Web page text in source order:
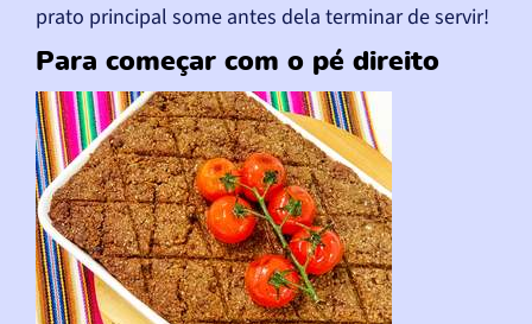
prato principal some antes dela terminar de servir!
Para começar com o pé direito